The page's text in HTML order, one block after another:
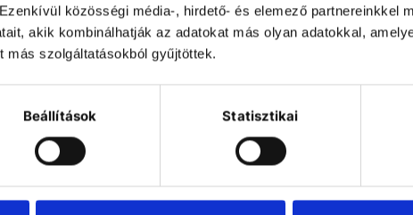
közösségi média-, hirdető- és elemező partnereinkkel
akik kombinálhatják az adatokat más olyan adatokkal,
szolgáltatásokból gyűjtöttek.
Beállítások Statisztikai
PC
VARIO
3012 NT
select
unit
controls
level in
achieve